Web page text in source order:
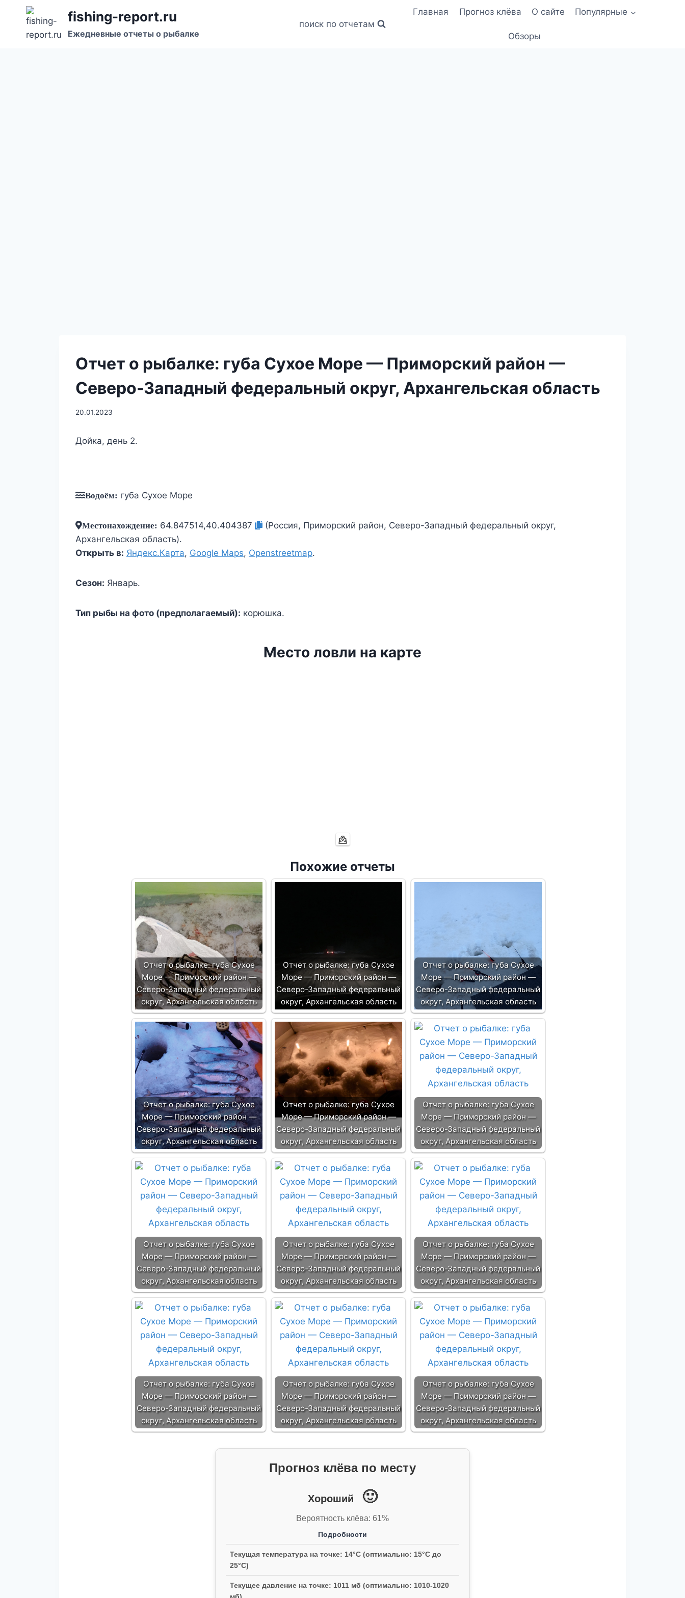
Перейти
содержанию
fishing-report.ru
Ежедневные отчеты о рыбалке
поиск по отчетам
Главная Прогноз клёва О сайте Популярные
Обзоры
Отчет о рыбалке: губа Сухое Море — Приморский район —
Северо-Западный федеральный округ, Архангельская область
20.01.2023
Дойка, день 2.
Водоём: губа Сухое Море
Местонахождение: 64.847514,40.404387
(Россия, Приморский район, Северо-Западный федеральный округ,
Архангельская область).
Открыть в: Яндекс.Карта, Google Maps, Openstreetmap.
Сезон: Январь.
Тип рыбы на фото (предполагаемый): корюшка.
Место ловли на карте
Похожие отчеты
Отчет о рыбалке: губа Сухое
Море — Приморский район —
Северо-Западный федеральный
округ, Архангельская область
Отчет о рыбалке: губа Сухое
Море — Приморский район —
Северо-Западный федеральный
округ, Архангельская область
Отчет о рыбалке: губа Сухое
Море — Приморский район —
Северо-Западный федеральный
округ, Архангельская область
Отчет о рыбалке: губа Сухое
Море — Приморский район —
Северо-Западный федеральный
округ, Архангельская область
Отчет о рыбалке: губа Сухое
Море — Приморский район —
Северо-Западный федеральный
округ, Архангельская область
Отчет о рыбалке: губа Сухое
Море — Приморский район —
Северо-Западный федеральный
округ, Архангельская область
Отчет о рыбалке: губа Сухое
Море — Приморский район —
Северо-Западный федеральный
округ, Архангельская область
Отчет о рыбалке: губа Сухое
Море — Приморский район —
Северо-Западный федеральный
округ, Архангельская область
Отчет о рыбалке: губа Сухое
Море — Приморский район —
Северо-Западный федеральный
округ, Архангельская область
Отчет о рыбалке: губа Сухое
Море — Приморский район —
Северо-Западный федеральный
округ, Архангельская область
Отчет о рыбалке: губа Сухое
Море — Приморский район —
Северо-Западный федеральный
округ, Архангельская область
Отчет о рыбалке: губа Сухое
Море — Приморский район —
Северо-Западный федеральный
округ, Архангельская область
Прогноз клёва по месту
Хороший 🙂
Вероятность клёва: 61%
Подробности
Текущая температура на точке: 14°C (оптимально: 15°C до
25°C)
Текущее давление на точке: 1011 мб (оптимально: 1010-1020